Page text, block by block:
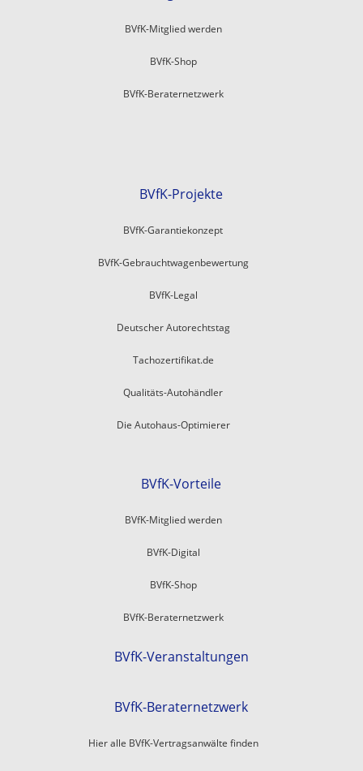
BVfK-Mitglied werden
BVfK-Shop
BVfK-Beraternetzwerk
BVfK-Projekte
BVfK-Garantiekonzept
BVfK-Gebrauchtwagenbewertung
BVfK-Legal
Deutscher Autorechtstag
Tachozertifikat.de
Qualitäts-Autohändler
Die Autohaus-Optimierer
BVfK-Vorteile
BVfK-Mitglied werden
BVfK-Digital
BVfK-Shop
BVfK-Beraternetzwerk
BVfK-Veranstaltungen
BVfK-Beraternetzwerk
Hier alle BVfK-Vertragsanwälte finden